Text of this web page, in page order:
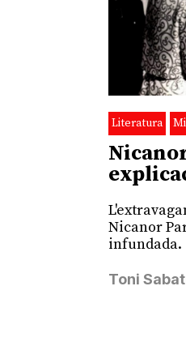
Literatura
Nicanor
infundada.
Toni